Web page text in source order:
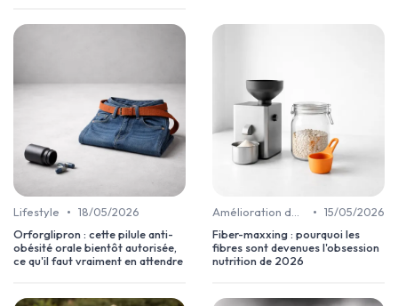
Lifestyle • 18/05/2026
Orforglipron : cette pilule anti-
obésité orale bientôt autorisée,
ce qu'il faut vraiment en attendre
Amélioration de la digestion • 15/05/2026
Fiber-maxxing : pourquoi les
fibres sont devenues l'obsession
nutrition de 2026